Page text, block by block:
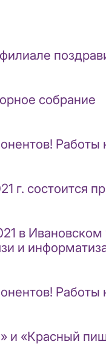
собрание
Работы
г. состоится
в
и
Работы
и «Красный